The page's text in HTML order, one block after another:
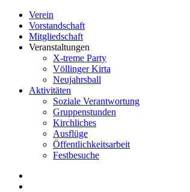
Verein
Vorstandschaft
Mitgliedschaft
Veranstaltungen
X-treme Party
Völlinger Kirta
Neujahrsball
Aktivitäten
Soziale Verantwortung
Gruppenstunden
Kirchliches
Ausflüge
Öffentlichkeitsarbeit
Festbesuche